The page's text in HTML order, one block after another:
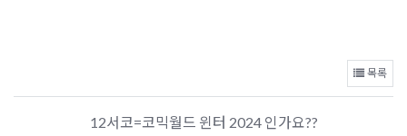
목록
12서코=코믹월드 윈터 2024 인가요??